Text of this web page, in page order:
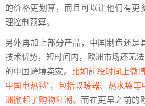
的价格更划算，而且可以让他们有更
理控制预算。
另外再加上部分产品，中国制造还是
技术优势，短时间内，欧洲市场还无
的中国跨境卖家。 比如前段时间上微
中国电热毯”，包括取暖器、热水袋
洲掀起了购物狂潮。 而在更早之前的